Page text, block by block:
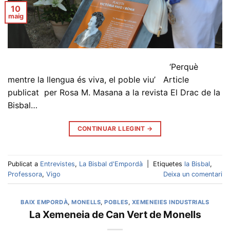
10
maig
‘Perquè
mentre la llengua és viva, el poble viu’ Article
publicat per Rosa M. Masana a la revista El Drac de la
Bisbal…
CONTINUAR LLEGINT →
Publicat a Entrevistes, La Bisbal d'Empordà Etiquetes la Bisbal,
Professora, Vigo Deixa un comentari
BAIX EMPORDÀ,MONELLS,POBLES, XEMENEIES INDUSTRIALS
La Xemeneia de Can Vert de Monells